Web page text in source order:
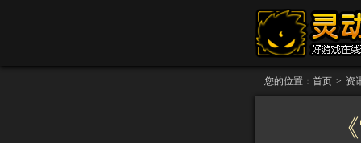
您的位置： 首页 > 资